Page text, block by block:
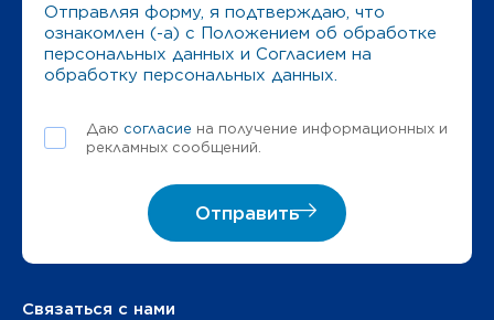
Связаться с нами
Отправляя форму, я подтверждаю, что
ознакомлен (-а) с Положением об обработке
персональных данных и Согласием на
обработку персональных данных
Даю согласие на получение информационных и
рекламных сообщений.
Отправить